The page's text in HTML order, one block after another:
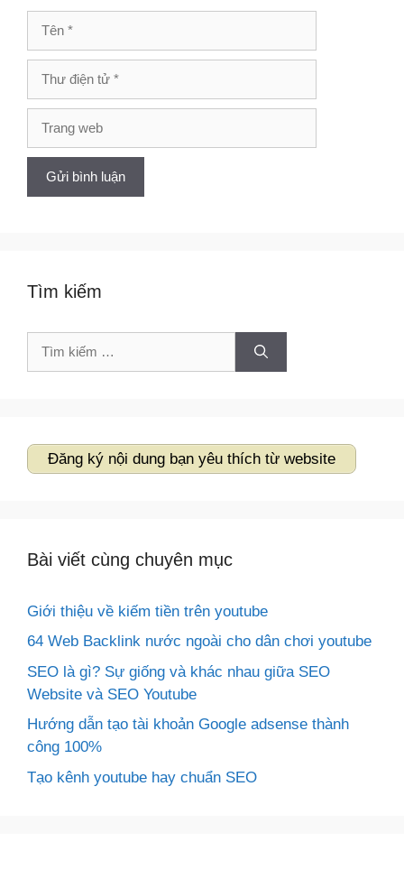
điện
tử
web
Tìm kiếm
Tìm
Đăng ký nội dung bạn yêu thích từ website
Bài viết cùng chuyên mục
Giới thiệu về kiếm tiền trên youtube
64 Web Backlink nước ngoài cho dân chơi youtube
SEO là gì? Sự giống và khác nhau giữa SEO
Website và SEO Youtube
Hướng dẫn tạo tài khoản Google adsense thành
công 100%
Tạo kênh youtube hay chuẩn SEO